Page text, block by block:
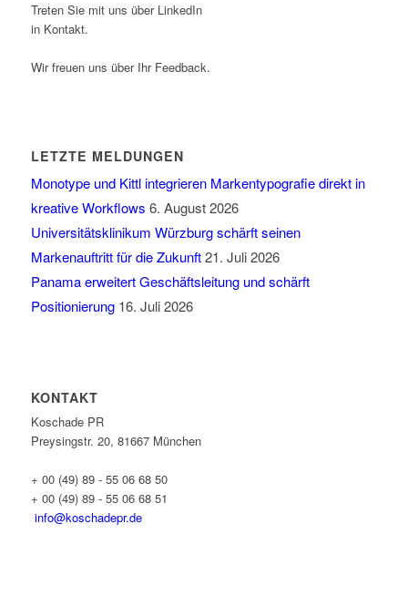
Treten Sie mit uns über LinkedIn
in Kontakt.
Wir freuen uns über Ihr Feedback.
LETZTE MELDUNGEN
Monotype und Kittl integrieren Markentypografie direkt in
kreative Workflows 6. August 2026
Universitätsklinikum Würzburg schärft seinen
Markenauftritt für die Zukunft 21. Juli 2026
Panama erweitert Geschäftsleitung und schärft
Positionierung 16. Juli 2026
KONTAKT
Koschade PR
Preysingstr. 20, 81667 München
+ 00 (49) 89 - 55 06 68 50
+ 00 (49) 89 - 55 06 68 51
info@koschadepr.de